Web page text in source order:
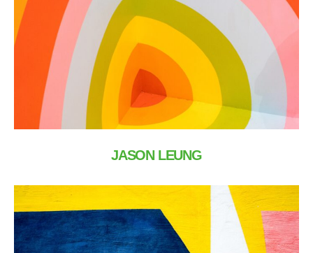
JASON LEUNG